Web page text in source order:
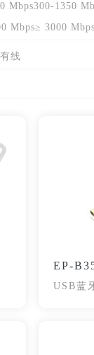
Mbps300-1350
Mbps≥ 3000 Mbps
有线
EP-
USB蓝